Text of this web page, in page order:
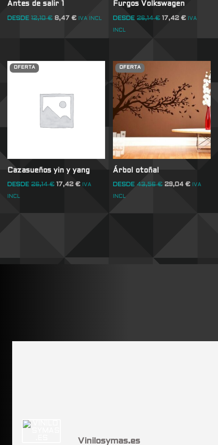
Antes de salir 1
DESDE 12,10€ 8,47 € IVA INCL
Furgos Volkswagen
DESDE 26,14€ 17,42€ IVA
INCL
OFERTA
Cazasueños yin y yang
DESDE 26,14€ 17,42 € IVA
INCL
OFERTA
Árbol otoñal
DESDE 43,56€ 29,04€ IVA
INCL
Vinilosymas.es